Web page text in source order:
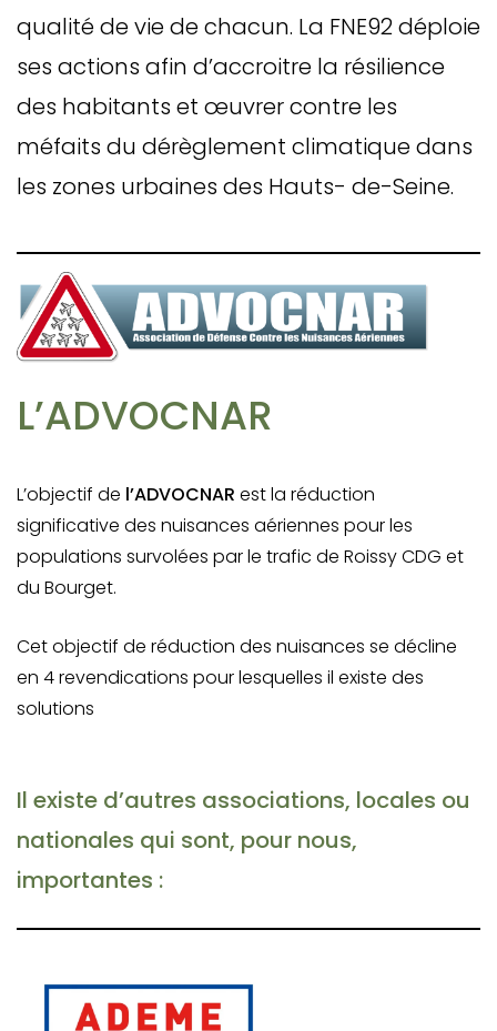
qualité de vie de chacun. La FNE92 déploie
ses actions afin d’accroitre la résilience
des habitants et œuvrer contre les
méfaits du dérèglement climatique dans
les zones urbaines des Hauts- de-Seine.
L’ADVOCNAR
L’objectif de l’ADVOCNAR est la réduction
significative des nuisances aériennes pour les
populations survolées par le trafic de Roissy CDG et
du Bourget.
Cet objectif de réduction des nuisances se décline
en 4 revendications pour lesquelles il existe des
solutions
Il existe d’autres associations, locales ou
nationales qui sont, pour nous,
importantes :